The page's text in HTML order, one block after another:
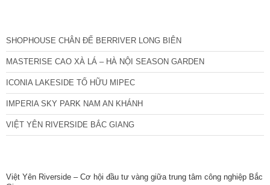
SHOPHOUSE CHÂN ĐẾ BERRIVER LONG BIÊN
MASTERISE CAO XÀ LÁ – HÀ NỘI SEASON GARDEN
ICONIA LAKESIDE TỐ HỮU MIPEC
IMPERIA SKY PARK NAM AN KHÁNH
VIỆT YÊN RIVERSIDE BẮC GIANG
Việt Yên Riverside – Cơ hội đầu tư vàng giữa trung tâm công nghiệp Bắc